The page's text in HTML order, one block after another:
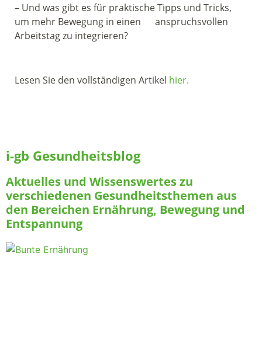
– Und was gibt es für praktische Tipps und Tricks,
um mehr Bewegung in einen anspruchsvollen
Arbeitstag zu integrieren?
Lesen Sie den vollständigen Artikel hier.
i-gb Gesundheitsblog
Aktuelles und Wissenswertes zu
verschiedenen Gesundheitsthemen aus
den Bereichen Ernährung, Bewegung und
Entspannung